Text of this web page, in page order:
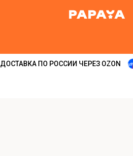
ДОСТАВКА ПО РОССИИ ЧЕРЕЗ OZON